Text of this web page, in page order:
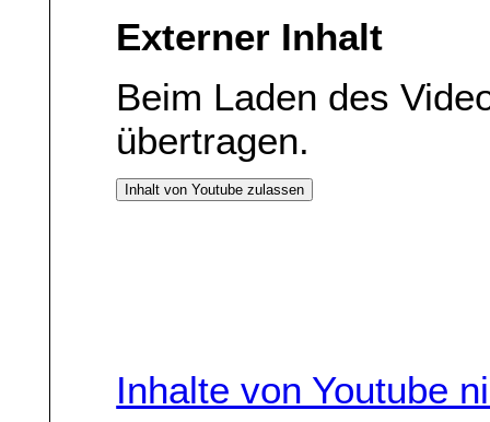
Externer Inhalt
Beim Laden des
übertragen.
Inhalt von Youtube zulassen
Inhalte von Youtube